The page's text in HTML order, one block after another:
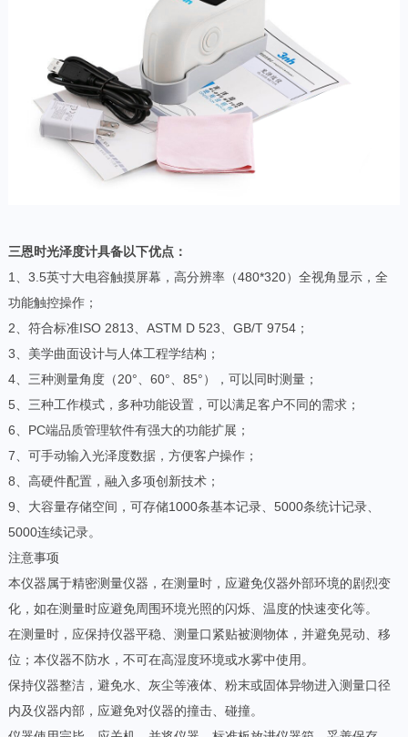
三恩时光泽度计具备以下优点：
1、3.5英寸大电容触摸屏幕，高分辨率（480*320）全视角显示，全
功能触控操作；
2、符合标准ISO 2813、ASTM D 523、GB/T 9754；
3、美学曲面设计与人体工程学结构；
4、三种测量角度（20°、60°、85°），可以同时测量；
5、三种工作模式，多种功能设置，可以满足客户不同的需求；
6、PC端品质管理软件有强大的功能扩展；
7、可手动输入光泽度数据，方便客户操作；
8、高硬件配置，融入多项创新技术；
9、大容量存储空间，可存储1000条基本记录、5000条统计记录、
5000连续记录。
注意事项
本仪器属于精密测量仪器，在测量时，应避免仪器外部环境的剧烈变
化，如在测量时应避免周围环境光照的闪烁、温度的快速变化等。
在测量时，应保持仪器平稳、测量口紧贴被测物体，并避免晃动、移
位；本仪器不防水，不可在高湿度环境或水雾中使用。
保持仪器整洁，避免水、灰尘等液体、粉末或固体异物进入测量口径
内及仪器内部，应避免对仪器的撞击、碰撞。